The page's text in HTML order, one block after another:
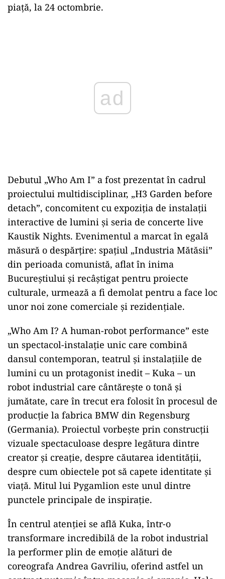
piaţă, la 24 octombrie.
ad
Debutul „Who Am I” a fost prezentat în cadrul
proiectului multidisciplinar, „H3 Garden before
detach”, concomitent cu expoziția de instalaţii
interactive de lumini şi seria de concerte live
Kaustik Nights. Evenimentul a marcat în egală
măsură o despărţire: spaţiul „Industria Mătăsii”
din perioada comunistă, aflat în inima
Bucureştiului şi recâştigat pentru proiecte
culturale, urmează a fi demolat pentru a face loc
unor noi zone comerciale şi rezidenţiale.
„Who Am I? A human-robot performance” este
un spectacol-instalație unic care combină
dansul contemporan, teatrul şi instalaţiile de
lumini cu un protagonist inedit – Kuka – un
robot industrial care cântărește o tonă și
jumătate, care în trecut era folosit în procesul de
producţie la fabrica BMW din Regensburg
(Germania). Proiectul vorbeşte prin construcţii
vizuale spectaculoase despre legătura dintre
creator şi creaţie, despre căutarea identităţii,
despre cum obiectele pot să capete identitate şi
viaţă. Mitul lui Pygamlion este unul dintre
punctele principale de inspiraţie.
În centrul atenției se află Kuka, într-o
transformare incredibilă de la robot industrial
la performer plin de emoţie alături de
coreografa Andrea Gavriliu, oferind astfel un